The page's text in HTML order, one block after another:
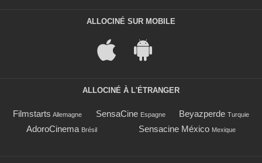
ALLOCINÉ SUR MOBILE
ALLOCINÉ À L'ÉTRANGER
Filmstarts Allemagne SensaCine Espagne Beyazperde Turquie
AdoroCinema Brésil Sensacine México Mexique